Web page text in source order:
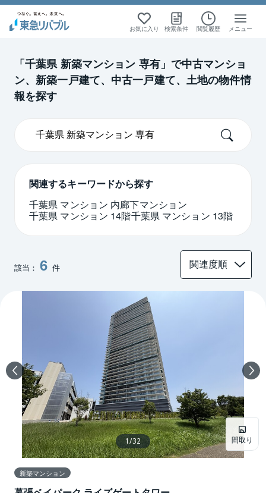
お気に入り 検索条件 閲覧履歴 メニュー
「千葉県 新築マンション 専有」で中古マンショ
ン、新築一戸建て、中古一戸建て、土地の物件情
報を探す
関連するキーワードから探す
千葉県 マンション 内廊下マンション
千葉県 マンション 14階千葉県 マンション 13階
該当： 6 件
間取り
1/32
新築マンション
絞り込み検索
千葉
絞り込み検索
新築マンション
絞り込み検索
千葉
絞り込み検索
新築マンション